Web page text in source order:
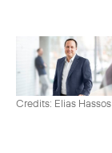
Credits: Elias Hassos